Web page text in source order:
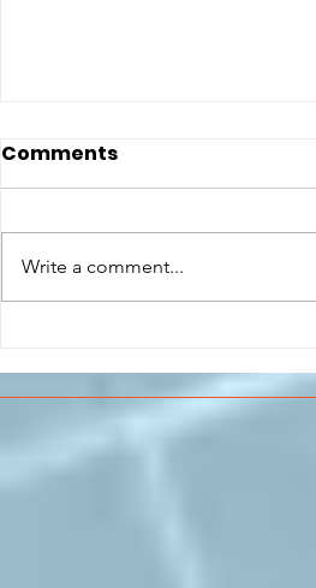
PERCORSO DI
FORMAZIONE SCUOLA
DEL “DE PINEDO-
Comments
Write a comment...